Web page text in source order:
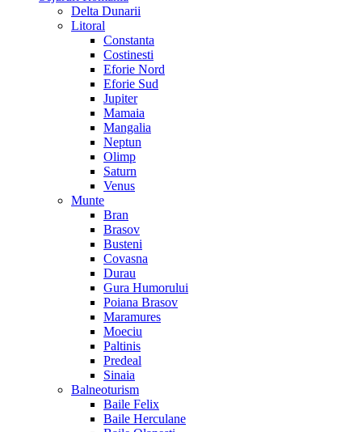
Delta Dunarii
Litoral
Constanta
Costinesti
Eforie Nord
Eforie Sud
Jupiter
Mamaia
Mangalia
Neptun
Olimp
Saturn
Venus
Munte
Bran
Brasov
Busteni
Covasna
Durau
Gura Humorului
Poiana Brasov
Maramures
Moeciu
Paltinis
Predeal
Sinaia
Balneoturism
Baile Felix
Baile Herculane